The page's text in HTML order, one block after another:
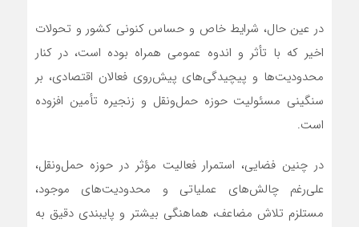
در عین حال، شرایط خاص و حساس کنونی کشور و تحولات
اخیر که با تأثر و اندوه عمومی همراه بوده است، در کنار
محدودیت‌ها و پیچیدگی‌های پیش‌روی فعالان اقتصادی، بر
سنگینی مسئولیت حوزه حمل‌ونقل و زنجیره تأمین افزوده
است.
در چنین فضایی، استمرار فعالیت مؤثر در حوزه حمل‌ونقل،
علی‌رغم چالش‌های عملیاتی و محدودیت‌های موجود،
مستلزم تلاش مضاعف، هماهنگی بیشتر و پایبندی دقیق به